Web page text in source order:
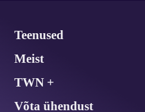
Teenused
Meist
TWN +
Võta ühendust